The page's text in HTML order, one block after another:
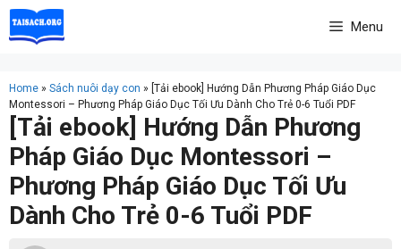
Skip
to
Menu
Home » Sách nuôi dạy con » [Tải ebook] Hướng Dẫn Phương Pháp Giáo Dục
Montessori – Phương Pháp Giáo Dục Tối Ưu Dành Cho Trẻ 0-6 Tuổi PDF
[Tải ebook] Hướng Dẫn Phương
Pháp Giáo Dục Montessori –
Phương Pháp Giáo Dục Tối Ưu
Dành Cho Trẻ 0-6 Tuổi PDF